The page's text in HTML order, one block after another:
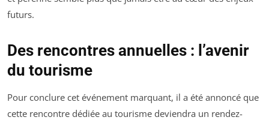
futurs.
Des rencontres annuelles : l’avenir
du tourisme
Pour conclure cet événement marquant, il a été annoncé que
cette rencontre dédiée au tourisme deviendra un rendez-